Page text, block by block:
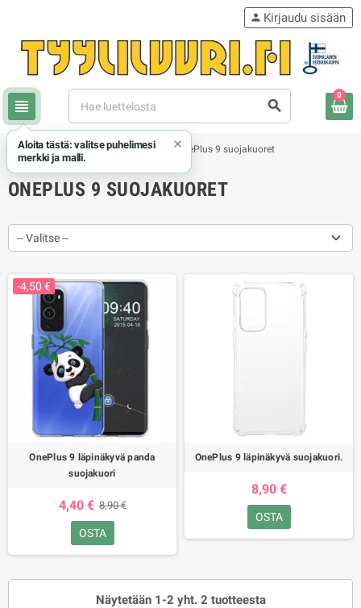
view_headline search
person Kirjaudu sisään
0
chevron_rightOnePlus chevron_rightOnePlus 9 kuoret OnePlus 9 suojakuoret
ONEPLUS 9 SUOJAKUORET
-- Valitse --
-4,50 €
OnePlus 9 läpinäkyvä panda
suojakuori
4,40 € 8,90 €
OSTA
OnePlus 9 läpinäkyvä suojakuori.
8,90 €
OSTA
Näytetään 1-2 yht. 2 tuotteesta
Aloita tästä: valitse puhelimesi
merkki ja malli.
×